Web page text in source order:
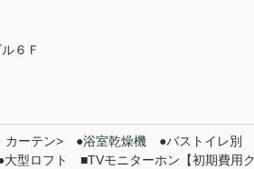
６Ｆ
・カーテン> ●浴室乾燥機 ●バストイレ別
型ロフト ■TVモニターホン【初期費用